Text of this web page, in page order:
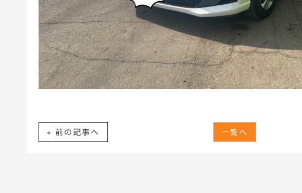
« 前の記事へ 一覧へ